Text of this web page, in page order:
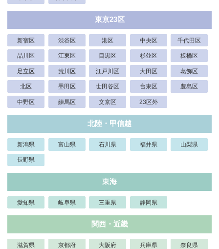
東京23区
新宿区 渋谷区 港区 中央区 千代田区
品川区 江東区 目黒区 杉並区 板橋区
足立区 荒川区 江戸川区 大田区 葛飾区
北区 墨田区 世田谷区 台東区 豊島区
中野区 練馬区 文京区 23区外
北陸・甲信越
新潟県 富山県 石川県 福井県 山梨県
長野県
東海
愛知県 岐阜県 三重県 静岡県
関西・近畿
滋賀県 京都府 大阪府 兵庫県 奈良県